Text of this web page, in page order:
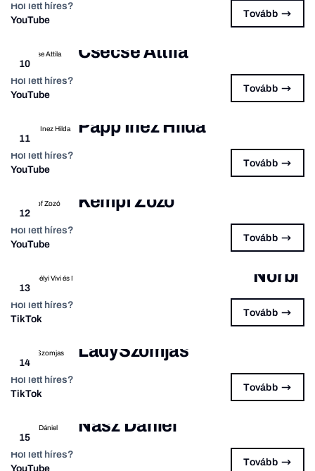
Hol lett híres?
YouTube
Tovább
10
Csecse Attila
Hol lett híres?
YouTube
Tovább
11
Papp Inez Hilda
Hol lett híres?
YouTube
Tovább
12
Kempf Zozó
Hol lett híres?
YouTube
Tovább
13
Verebélyi Vivi és Nagy
Norbi
Hol lett híres?
TikTok
Tovább
14
LadySzomjas
Hol lett híres?
TikTok
Tovább
15
Nasz Dániel
Hol lett híres?
YouTube
Tovább